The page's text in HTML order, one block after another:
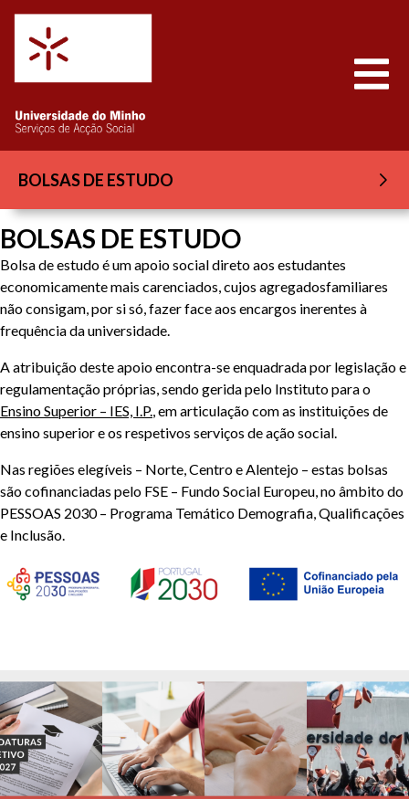
Saltar para o conteúdo
BOLSAS DE ESTUDO
BOLSAS DE ESTUDO
Bolsa de estudo é um apoio social direto aos estudantes
economicamente mais carenciados, cujos agregadosfamiliares
não consigam, por si só, fazer face aos encargos inerentes à
frequência da universidade.
A atribuição deste apoio encontra-se enquadrada por legislação e
regulamentação próprias, sendo gerida pelo Instituto para o
Ensino Superior – IES, I.P., em articulação com as instituições de
ensino superior e os respetivos serviços de ação social.
Nas regiões elegíveis – Norte, Centro e Alentejo – estas bolsas
são cofinanciadas pelo FSE – Fundo Social Europeu, no âmbito do
PESSOAS 2030 – Programa Temático Demografia, Qualificações
e Inclusão.